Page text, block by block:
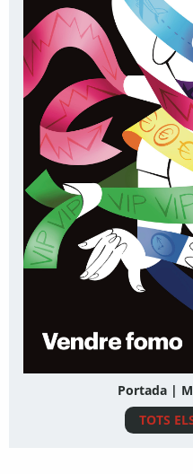
Portada |
TOTS